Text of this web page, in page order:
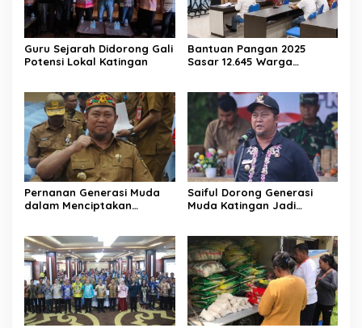
Guru Sejarah Didorong Gali
Potensi Lokal Katingan
Bantuan Pangan 2025
Sasar 12.645 Warga
Pernanan Generasi Muda
dalam Menciptakan
Saiful Dorong Generasi
Muda Katingan Jadi